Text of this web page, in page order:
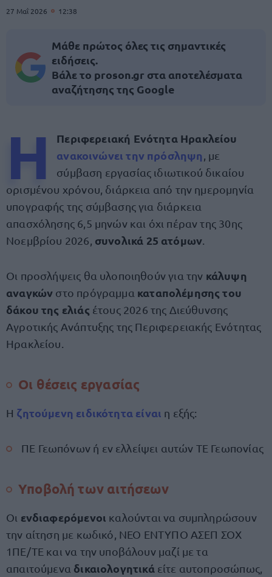
27 Μαΐ 2026 12:38
Μάθε πρώτος όλες τις σημαντικές
ειδήσεις.
Βάλε το proson.gr στα αποτελέσματα
αναζήτησης της Google
Η
Περιφερειακή Ενότητα Ηρακλείου
ανακοινώνει την πρόσληψη , με
σύμβαση εργασίας ιδιωτικού δικαίου
ορισμένου χρόνου, διάρκεια από την ημερομηνία
υπογραφής της σύμβασης για διάρκεια
απασχόλησης 6,5 μηνών και όχι πέραν της 30ης
Νοεμβρίου 2026, συνολικά 25 ατόμων
Οι προσλήψεις θα υλοποιηθούν για την κάλυψη
αναγκών στο πρόγραμμα καταπολέμησης του
δάκου της ελιάς έτους 2026 της Διεύθυνσης
Αγροτικής Ανάπτυξης της Περιφερειακής Ενότητας
Ηρακλείου.
Οι θέσεις εργασίας
Η ζητούμενη ειδικότηταείναι η εξής:
ΠΕ Γεωπόνων ή εν ελλείψει αυτών ΤΕ Γεωπονίας
Υποβολή των αιτήσεων
Οι ενδιαφερόμενοι καλούνται να συμπληρώσουν
την αίτηση με κωδικό, ΝΕΟ ΕΝΤΥΠΟ ΑΣΕΠ ΣΟΧ
1ΠΕ/ΤΕ και να την υποβάλουν μαζί με τα
απαιτούμενα δικαιολογητικά είτε αυτοπροσώπως,